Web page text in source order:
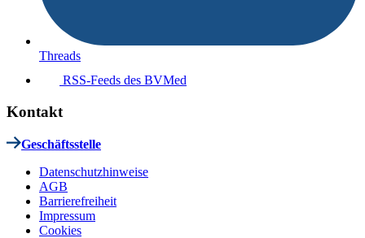
Threads
RSS-Feeds des BVMed
Kontakt
Geschäftsstelle
Datenschutzhinweise
AGB
Barrierefreiheit
Impressum
Cookies